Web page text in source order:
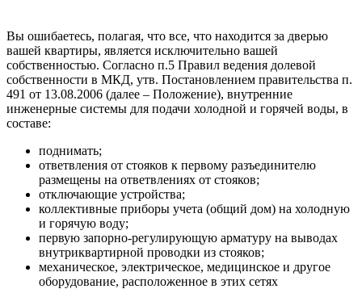
Вы ошибаетесь, полагая, что все, что находится за дверью
вашей квартиры, является исключительно вашей
собственностью. Согласно п.5 Правил ведения долевой
собственности в МКД, утв. Постановлением правительства п.
491 от 13.08.2006 (далее – Положение), внутренние
инженерные системы для подачи холодной и горячей воды, в
составе:
поднимать;
ответвления от стояков к первому разъединителю
размещены на ответвлениях от стояков;
отключающие устройства;
коллективные приборы учета (общий дом) на холодную
и горячую воду;
первую запорно-регулирующую арматуру на выводах
внутриквартирной проводки из стояков;
механическое, электрическое, медицинское и другое
оборудование, расположенное в этих сетях